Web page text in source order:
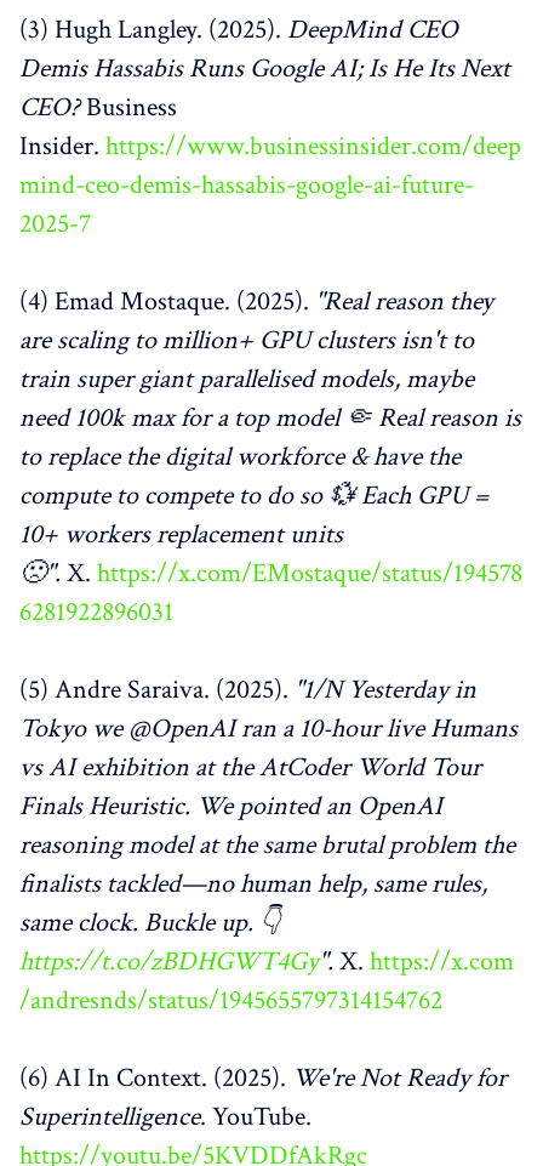
(3) Hugh Langley. (2025). DeepMind CEO
Demis Hassabis Runs Google AI; Is He Its Next
CEO?Business
Insider. https://www.businessinsider.com/deep
mind-ceo-demis-hassabis-google-ai-future-
2025-7
(4) Emad Mostaque. (2025). "Real reason they
are scaling to million+ GPU clusters isn't to
train super giant parallelised models, maybe
need 100k max for a top model 🤏 Real reason is
to replace the digital workforce & have the
compute to compete to do so 💱 Each GPU =
10+ workers replacement units
🙁". X. https://x.com/EMostaque/status/194578
6281922896031
(5) Andre Saraiva. (2025). "1/N Yesterday in
Tokyo we @OpenAI ran a 10‑hour live Humans
vs AI exhibition at the AtCoder World Tour
Finals Heuristic. We pointed an OpenAI
reasoning model at the same brutal problem the
finalists tackled—no human help, same rules,
same clock. Buckle up. 👇
https://t.co/zBDHGWT4Gy". X. https://x.com
/andresnds/status/1945655797314154762
(6) AI In Context. (2025). We're Not Ready for
Superintelligence. YouTube.
https://youtu.be/5KVDDfAkRgc